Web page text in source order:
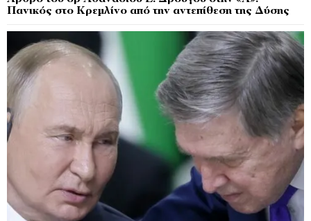
Πανικός στο Κρεμλίνο από την αντεπίθεση της Δύσης